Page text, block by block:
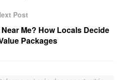
Post
Me? How Locals Decide
Packages